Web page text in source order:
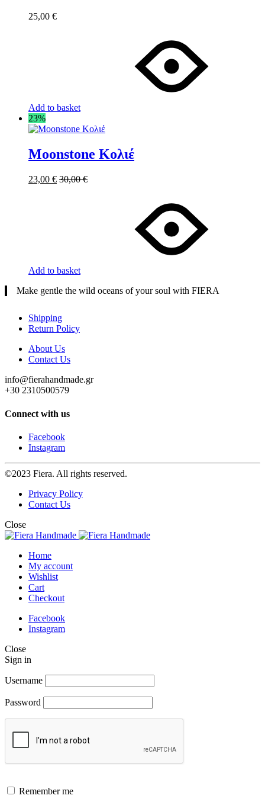
25,00 €
Add to basket
23%
Moonstone Κολιέ
23,00 € 30,00€
Add to basket
Make gentle the wild oceans of your soul with FIERA
Shipping
Return Policy
About Us
Contact Us
info@fierahandmade.gr
+30 2310500579
Connect with us
Facebook
Instagram
©2023 Fiera. All rights reserved.
Privacy Policy
Contact Us
Close
Home
My account
Wishlist
Cart
Checkout
Facebook
Instagram
Close
Sign in
Username
Password
Remember me